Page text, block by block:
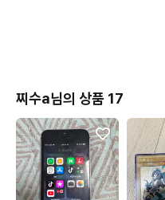
찌수a님의 상품 17